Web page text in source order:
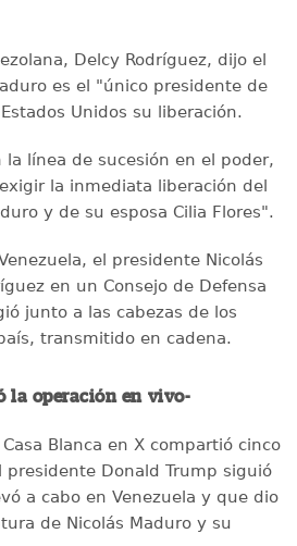
Delcy Rodríguez, dijo el
es el "único presidente de
Unidos su liberación.
la línea de sucesión en el poder,
la inmediata liberación del
y de su esposa Cilia Flores".
el presidente Nicolás
en un Consejo de Defensa
junto a las cabezas de los
transmitido en cadena.
la operación en vivo-
Blanca en X compartió cinco
presidente Donald Trump siguió
a cabo en Venezuela y que dio
de Nicolás Maduro y su